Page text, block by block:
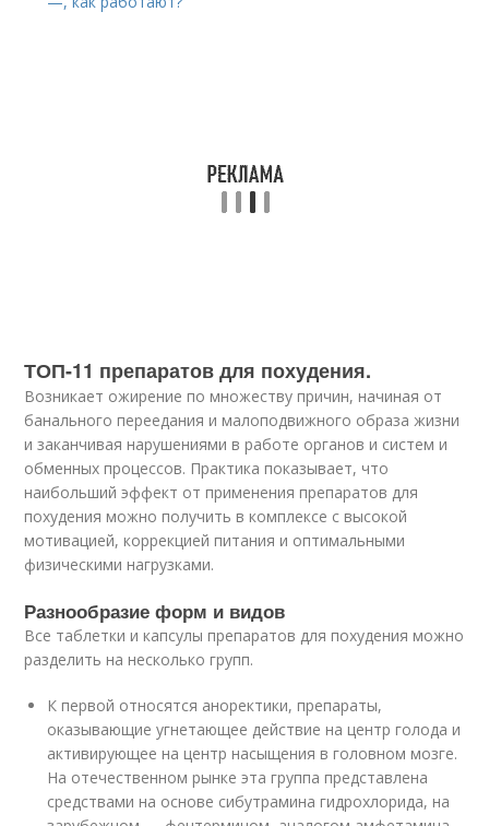
ТОП-11 препаратов для похудения.
Возникает ожирение по множеству причин, начиная от
банального переедания и малоподвижного образа жизни
и заканчивая нарушениями в работе органов и систем и
обменных процессов. Практика показывает, что
наибольший эффект от применения препаратов для
похудения можно получить в комплексе с высокой
мотивацией, коррекцией питания и оптимальными
физическими нагрузками.
Разнообразие форм и видов
Все таблетки и капсулы препаратов для похудения можно
разделить на несколько групп.
К первой относятся аноректики, препараты,
оказывающие угнетающее действие на центр голода и
активирующее на центр насыщения в головном мозге.
На отечественном рынке эта группа представлена
средствами на основе сибутрамина гидрохлорида, на